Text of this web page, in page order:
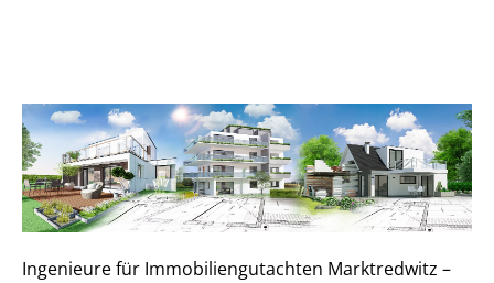
Ingenieure für Im­mo­bi­li­en­gut­ach­ten Marktredwitz –